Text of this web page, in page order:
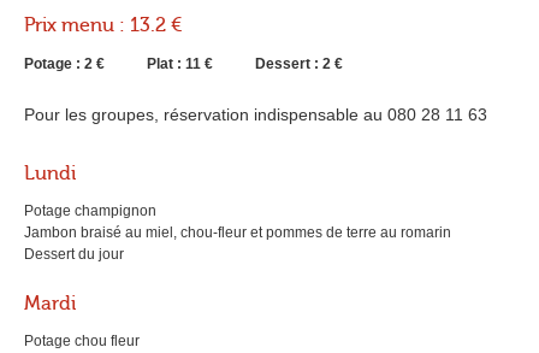
Nos services
Contact
Prix menu : 13.2 €
Potage : 2 € Plat : 11 € Dessert : 2 €
Pour les groupes, réservation indispensable au 080 28 11 63
Lundi
Potage champignon
Jambon braisé au miel, chou-fleur et pommes de terre au romarin
Dessert du jour
Mardi
Potage chou fleur